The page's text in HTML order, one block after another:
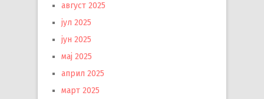
август 2025
јул 2025
јун 2025
мај 2025
април 2025
март 2025